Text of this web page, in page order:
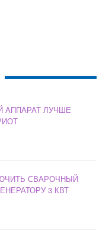
АППАРАТ ЛУЧШЕ
СВАРОЧНЫЙ
3 КВТ